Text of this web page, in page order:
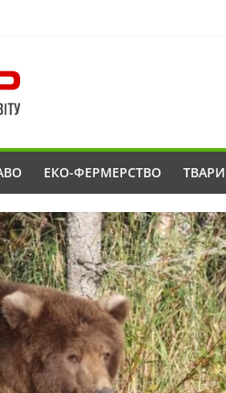
ЕКО-ФЕРМЕРСТВО